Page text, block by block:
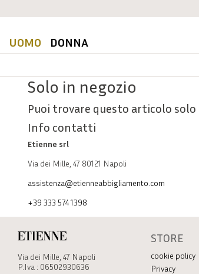
UOMO DONNA
Solo in negozio
Puoi trovare questo articolo
Info contatti
Etienne srl
Via dei Mille, 47 80121 Napoli
assistenza@etienneabbigliamento.com
+39 333 574 1398
Etienne
Via dei Mille, 47 Napoli
P.Iva : 06502930636
STORE
cookie policy
Privacy